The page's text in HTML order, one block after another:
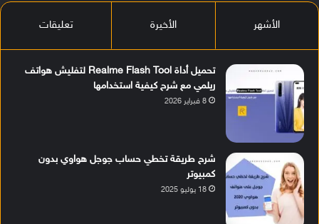
الأشهر الأخيرة تعليقات
تحميل أداة Realme Flash Tool لتفليش هواتف
ريلمي مع شرح كيفية استخدامها
8 فبراير 2026
شرح طريقة تخطي حساب جوجل هواوي بدون
كمبيوتر
18 يوليو 2025